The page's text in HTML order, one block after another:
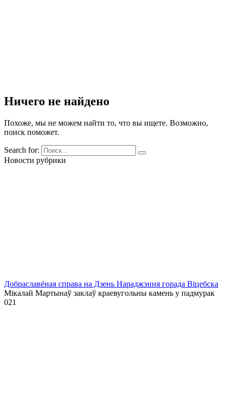
Ничего не найдено
Похоже, мы не можем найти то, что вы ищете. Возможно,
поиск поможет.
Search for:
Новости рубрики
Добраславёная справа на Дзень Нараджэння горада Віцебска
Мікалай Мартынаў заклаў краевугольны камень у падмурак
021